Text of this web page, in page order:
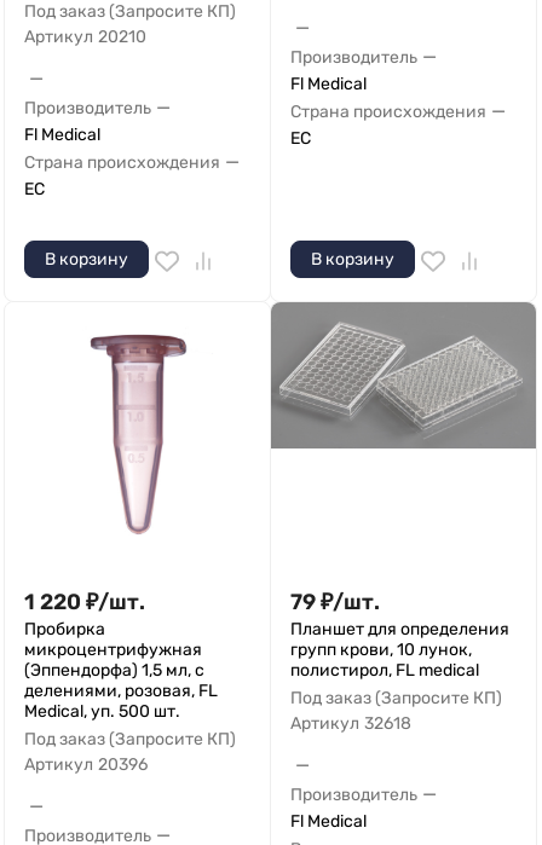
Под заказ (Запросите КП)
Артикул 20210
—
Производитель —
Fl Medical
Страна происхождения —
ЕС
В корзину
—
Производитель —
Fl Medical
Страна происхождения —
ЕС
В корзину
1 220 ₽/шт.
Пробирка
микроцентрифужная
(Эппендорфа) 1,5 мл, с
делениями, розовая, FL
Medical, уп. 500 шт.
Под заказ (Запросите КП)
Артикул 20396
—
Производитель —
79₽/шт.
Планшет для определения
групп крови, 10 лунок,
полистирол, FL medical
Под заказ (Запросите КП)
Артикул 32618
—
Производитель —
Fl Medical